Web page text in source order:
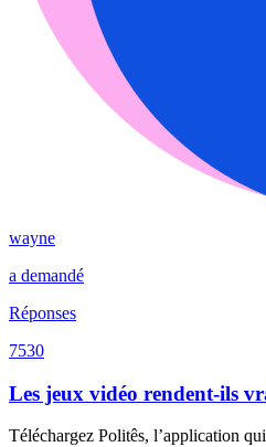
wayne
a demandé
Réponses
7530
Les jeux vidéo rendent-ils
Téléchargez Politês, l’application